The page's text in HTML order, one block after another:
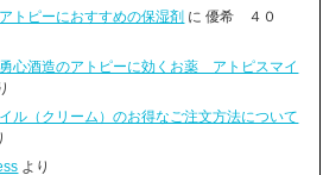
トピーにおすすめの保湿剤 に優希 ４０
心酒造のアトピーに効くお薬 アトピスマイ
ル（クリーム）のお得なご注文方法について
より